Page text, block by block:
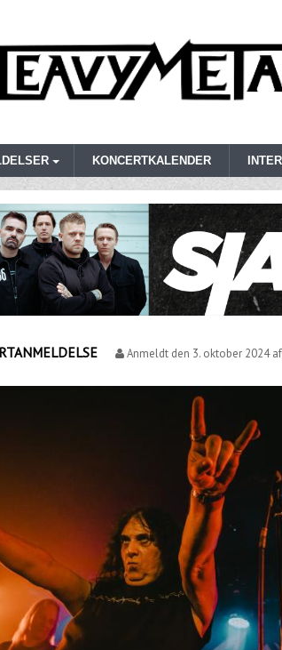
KONCERTKALENDER
Anmeldt den 3. oktober 2024af